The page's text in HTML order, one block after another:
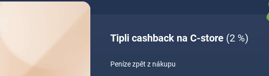
Tipli cashback na C-store (2 %)
Peníze zpět z nákupu